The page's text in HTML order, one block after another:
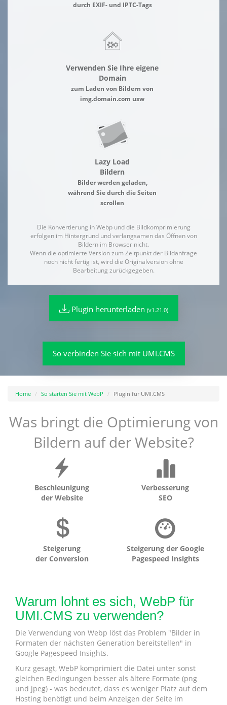
durch EXIF- und IPTC-Tags
Verwenden Sie Ihre eigene
Domain
zum Laden von Bildern von
img.domain.com usw
Lazy Load
Bildern
Bilder werden geladen,
während Sie durch die Seiten
scrollen
Die Konvertierung in Webp und die Bildkomprimierung
erfolgen im Hintergrund und verlangsamen das Öffnen von
Bildern im Browser nicht.
Wenn die optimierte Version zum Zeitpunkt der Bildanfrage
noch nicht fertig ist, wird die Originalversion ohne
Bearbeitung zurückgegeben.
Plugin herunterladen (v1.21.0)
So verbinden Sie sich mit UMI.CMS
Home So starten Sie mit WebP Plugin für UMI.CMS
Was bringt die Optimierung von
Bildern auf der Website?
Beschleunigung
der Website
Verbesserung
SEO
Steigerung
der Conversion
Steigerung der Google
Pagespeed Insights
Warum lohnt es sich, WebP für
UMI.CMS zu verwenden?
Die Verwendung von Webp löst das Problem "Bilder in
Formaten der nächsten Generation bereitstellen" in
Google Pagespeed Insights.
Kurz gesagt, WebP komprimiert die Datei unter sonst
gleichen Bedingungen besser als ältere Formate (png
und jpeg) - was bedeutet, dass es weniger Platz auf dem
Hosting benötigt und beim Anzeigen der Seite im